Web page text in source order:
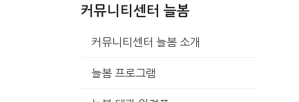
커뮤니티센터 늘봄
커뮤니티센터 늘봄 소개
늘봄 프로그램